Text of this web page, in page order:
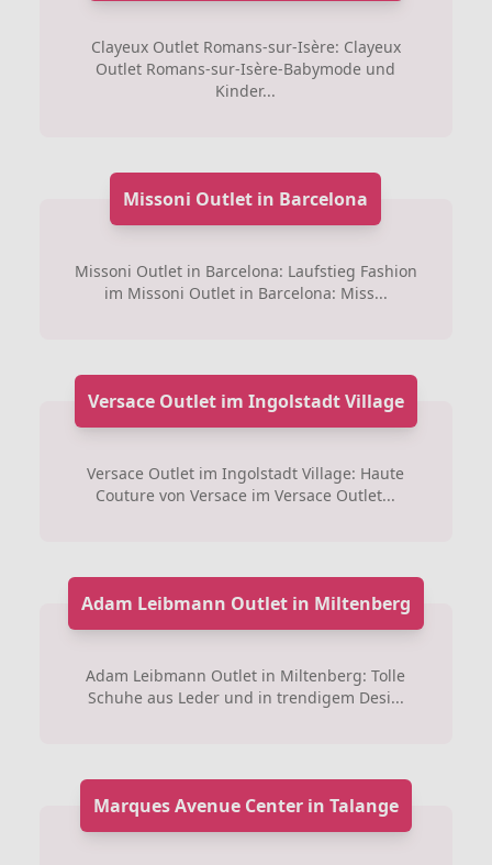
Clayeux Outlet Romans-sur-Isère: Clayeux
Outlet Romans-sur-Isère-Babymode und
Kinder...
Missoni Outlet in Barcelona
Missoni Outlet in Barcelona: Laufstieg Fashion
im Missoni Outlet in Barcelona: Miss...
Versace Outlet im Ingolstadt Village
Versace Outlet im Ingolstadt Village: Haute
Couture von Versace im Versace Outlet...
Adam Leibmann Outlet in Miltenberg
Adam Leibmann Outlet in Miltenberg: Tolle
Schuhe aus Leder und in trendigem Desi...
Marques Avenue Center in Talange